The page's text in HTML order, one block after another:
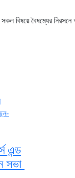
সকল বিষয়ে বৈষম্যের
এন্ড
সভা